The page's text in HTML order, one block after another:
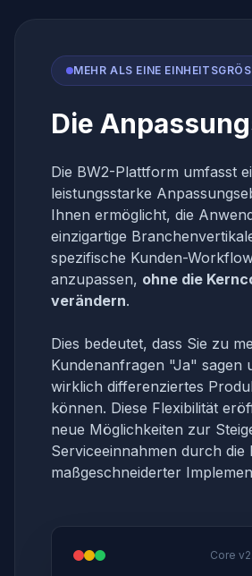
MEHR ALS EINE
Die
Die BW2-Plattform umfasst
leistungsstarke
Ihnen ermöglicht, die
einzigartige
spezifische Kunden-
anzupassen, ohne die
verändern.
Dies bedeutet, dass Sie zu
Kundenanfragen "Ja" sagen
wirklich differenziertes
können. Diese Flexibilität
neue Möglichkeiten zur
Serviceeinnahmen durch die
maßgeschneiderter
Core